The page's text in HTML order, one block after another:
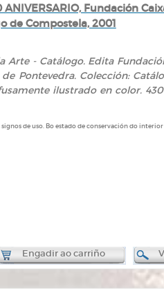
ANIVERSARIO, Fundación
de Compostela, 2001
Arte - Catálogo. Edita
Pontevedra. Colección:
ilustrado en color.
de uso. Bo estado de conservación do interior
Engadir ao carriño